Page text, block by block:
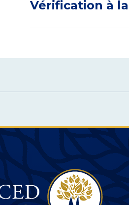
Vérification à